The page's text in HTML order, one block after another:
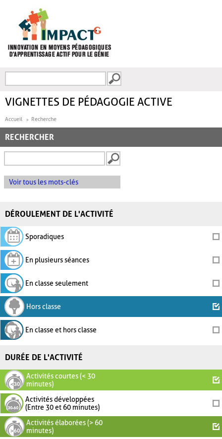
FORMULAIRE DE
VIGNETTES DE PÉDAGOGIE ACTIVE
Accueil Recherche
RECHERCHER
Voir tous les mots-clés
DÉROULEMENT DE L'ACTIVITÉ
Sporadiques
En plusieurs séances
En classe seulement
Hors classe
En classe et hors classe
DURÉE DE L'ACTIVITÉ
Activités courtes (< 30
minutes)
Activités développées
(Entre 30 et 60 minutes)
Activités élaborées (> 60
minutes)